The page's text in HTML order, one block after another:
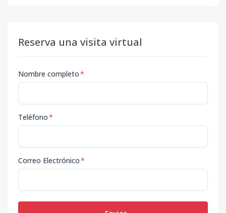
Reserva una visita virtual
Nombre completo*
Teléfono*
Correo Electrónico*